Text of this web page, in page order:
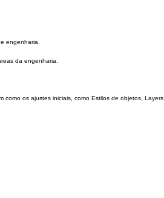
engenharia.
da engenharia.
como os ajustes iniciais, como Estilos de objetos, Layers